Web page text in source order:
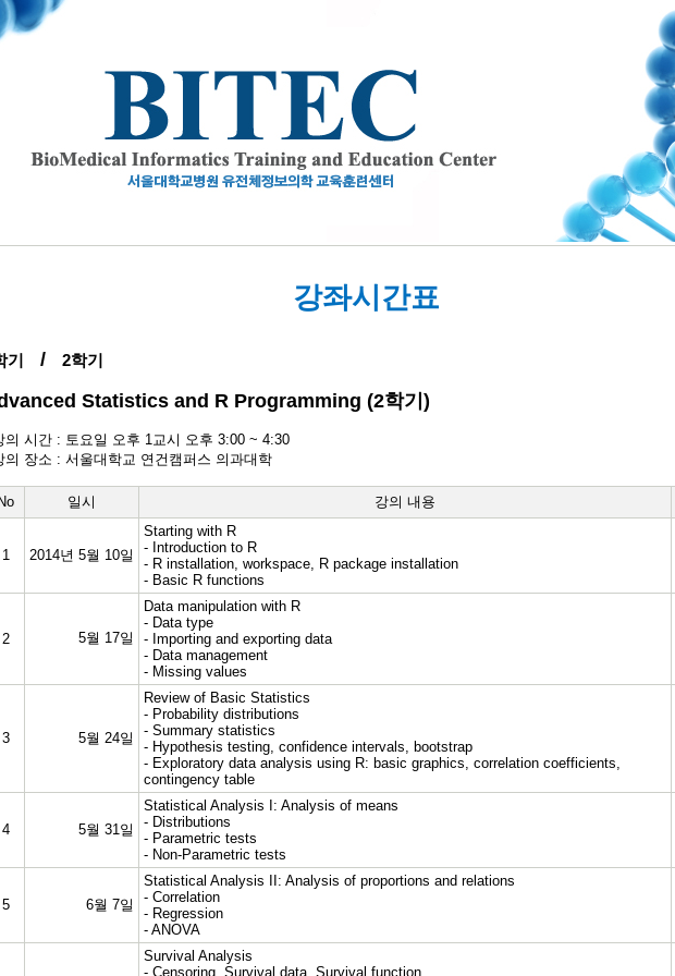
강좌시간표
기 / 2학기
Statistics and R Programming (2학기)
간 : 토요일 오후 1교시 오후 3:00 ~ 4:30
소 : 서울대학교 연건캠퍼스 의과대학
No 일시 강의 내용
1 2014년 5월 10일
Starting with R
- Introduction to R
- R installation, workspace, R package installation
- Basic R functions
2 5월 17일
Data manipulation with R
- Data type
- Importing and exporting data
- Data management
- Missing values
3 5월 24일
Review of Basic Statistics
- Probability distributions
- Summary statistics
- Hypothesis testing, confidence intervals, bootstrap
- Exploratory data analysis using R: basic graphics, correlation coefficients,
contingency table
4 5월 31일
Statistical Analysis I: Analysis of means
- Distributions
- Parametric tests
- Non-Parametric tests
5 6월 7일
Statistical Analysis II: Analysis of proportions and relations
- Correlation
- Regression
- ANOVA
Survival Analysis
- Censoring, Survival data, Survival function